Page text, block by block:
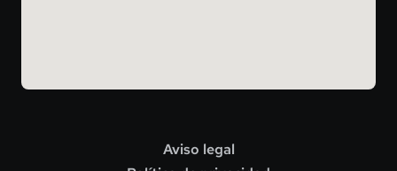
Aviso legal